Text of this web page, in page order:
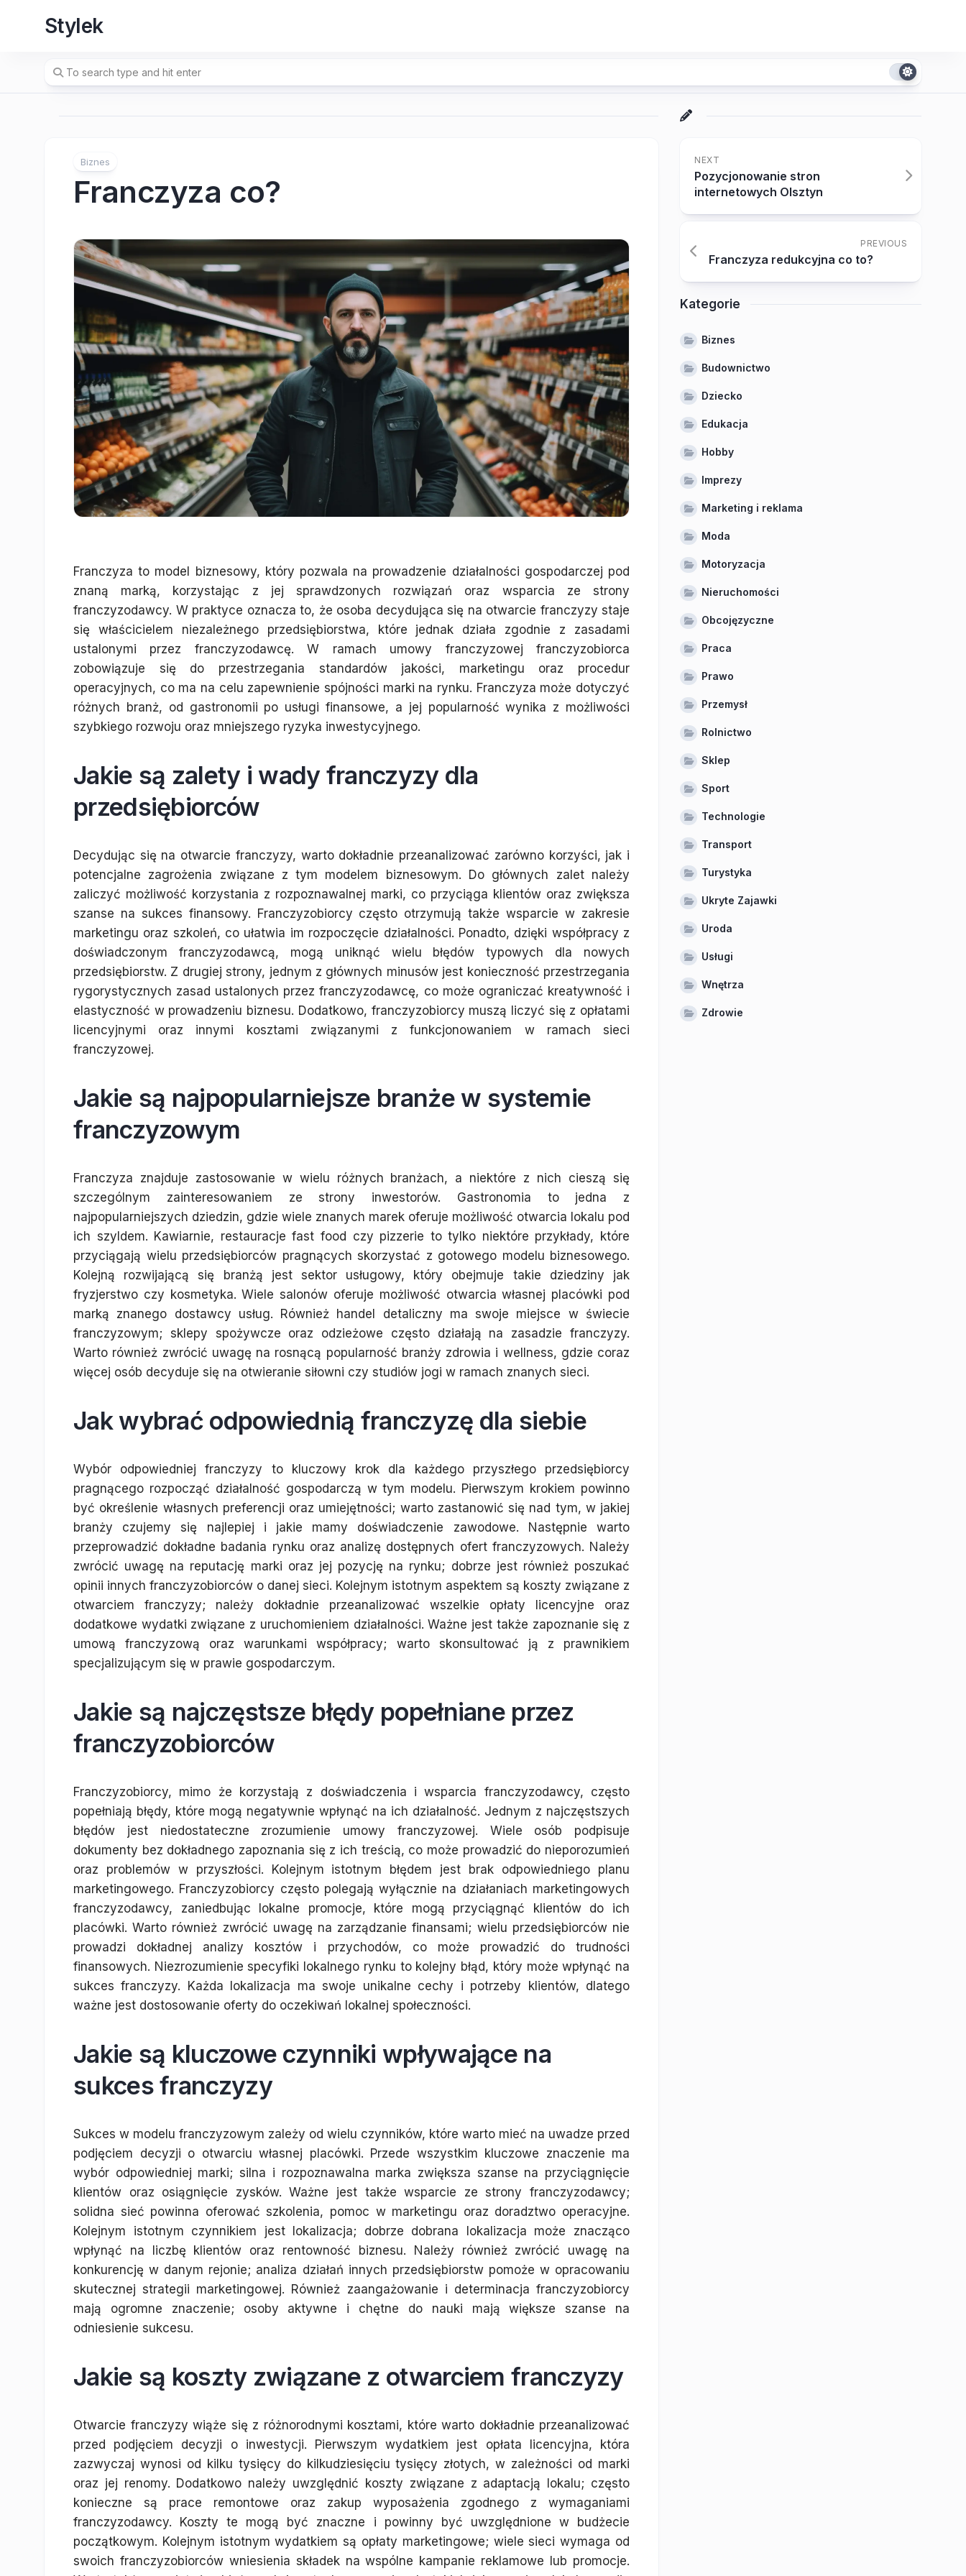
Stylek
Biznes
Franczyza co?
Franczyza to model biznesowy, który pozwala na prowadzenie działalności gospodarczej pod
znaną marką, korzystając z jej sprawdzonych rozwiązań oraz wsparcia ze strony
franczyzodawcy. W praktyce oznacza to, że osoba decydująca się na otwarcie franczyzy staje
się właścicielem niezależnego przedsiębiorstwa, które jednak działa zgodnie z zasadami
ustalonymi przez franczyzodawcę. W ramach umowy franczyzowej franczyzobiorca
zobowiązuje się do przestrzegania standardów jakości, marketingu oraz procedur
operacyjnych, co ma na celu zapewnienie spójności marki na rynku. Franczyza może dotyczyć
różnych branż, od gastronomii po usługi finansowe, a jej popularność wynika z możliwości
szybkiego rozwoju oraz mniejszego ryzyka inwestycyjnego.
Jakie są zalety i wady franczyzy dla
przedsiębiorców
Decydując się na otwarcie franczyzy, warto dokładnie przeanalizować zarówno korzyści, jak i
potencjalne zagrożenia związane z tym modelem biznesowym. Do głównych zalet należy
zaliczyć możliwość korzystania z rozpoznawalnej marki, co przyciąga klientów oraz zwiększa
szanse na sukces finansowy. Franczyzobiorcy często otrzymują także wsparcie w zakresie
marketingu oraz szkoleń, co ułatwia im rozpoczęcie działalności. Ponadto, dzięki współpracy z
doświadczonym franczyzodawcą, mogą uniknąć wielu błędów typowych dla nowych
przedsiębiorstw. Z drugiej strony, jednym z głównych minusów jest konieczność przestrzegania
rygorystycznych zasad ustalonych przez franczyzodawcę, co może ograniczać kreatywność i
elastyczność w prowadzeniu biznesu. Dodatkowo, franczyzobiorcy muszą liczyć się z opłatami
licencyjnymi oraz innymi kosztami związanymi z funkcjonowaniem w ramach sieci
franczyzowej.
Jakie są najpopularniejsze branże w systemie
franczyzowym
Franczyza znajduje zastosowanie w wielu różnych branżach, a niektóre z nich cieszą się
szczególnym zainteresowaniem ze strony inwestorów. Gastronomia to jedna z
najpopularniejszych dziedzin, gdzie wiele znanych marek oferuje możliwość otwarcia lokalu pod
ich szyldem. Kawiarnie, restauracje fast food czy pizzerie to tylko niektóre przykłady, które
przyciągają wielu przedsiębiorców pragnących skorzystać z gotowego modelu biznesowego.
Kolejną rozwijającą się branżą jest sektor usługowy, który obejmuje takie dziedziny jak
fryzjerstwo czy kosmetyka. Wiele salonów oferuje możliwość otwarcia własnej placówki pod
marką znanego dostawcy usług. Również handel detaliczny ma swoje miejsce w świecie
franczyzowym; sklepy spożywcze oraz odzieżowe często działają na zasadzie franczyzy.
Warto również zwrócić uwagę na rosnącą popularność branży zdrowia i wellness, gdzie coraz
więcej osób decyduje się na otwieranie siłowni czy studiów jogi w ramach znanych sieci.
Jak wybrać odpowiednią franczyzę dla siebie
Wybór odpowiedniej franczyzy to kluczowy krok dla każdego przyszłego przedsiębiorcy
pragnącego rozpocząć działalność gospodarczą w tym modelu. Pierwszym krokiem powinno
być określenie własnych preferencji oraz umiejętności; warto zastanowić się nad tym, w jakiej
branży czujemy się najlepiej i jakie mamy doświadczenie zawodowe. Następnie warto
przeprowadzić dokładne badania rynku oraz analizę dostępnych ofert franczyzowych. Należy
zwrócić uwagę na reputację marki oraz jej pozycję na rynku; dobrze jest również poszukać
opinii innych franczyzobiorców o danej sieci. Kolejnym istotnym aspektem są koszty związane z
otwarciem franczyzy; należy dokładnie przeanalizować wszelkie opłaty licencyjne oraz
dodatkowe wydatki związane z uruchomieniem działalności. Ważne jest także zapoznanie się z
umową franczyzową oraz warunkami współpracy; warto skonsultować ją z prawnikiem
specjalizującym się w prawie gospodarczym.
Jakie są najczęstsze błędy popełniane przez
franczyzobiorców
Franczyzobiorcy, mimo że korzystają z doświadczenia i wsparcia franczyzodawcy, często
popełniają błędy, które mogą negatywnie wpłynąć na ich działalność. Jednym z najczęstszych
błędów jest niedostateczne zrozumienie umowy franczyzowej. Wiele osób podpisuje
dokumenty bez dokładnego zapoznania się z ich treścią, co może prowadzić do nieporozumień
oraz problemów w przyszłości. Kolejnym istotnym błędem jest brak odpowiedniego planu
marketingowego. Franczyzobiorcy często polegają wyłącznie na działaniach marketingowych
franczyzodawcy, zaniedbując lokalne promocje, które mogą przyciągnąć klientów do ich
placówki. Warto również zwrócić uwagę na zarządzanie finansami; wielu przedsiębiorców nie
prowadzi dokładnej analizy kosztów i przychodów, co może prowadzić do trudności
finansowych. Niezrozumienie specyfiki lokalnego rynku to kolejny błąd, który może wpłynąć na
sukces franczyzy. Każda lokalizacja ma swoje unikalne cechy i potrzeby klientów, dlatego
ważne jest dostosowanie oferty do oczekiwań lokalnej społeczności.
Jakie są kluczowe czynniki wpływające na
sukces franczyzy
Sukces w modelu franczyzowym zależy od wielu czynników, które warto mieć na uwadze przed
podjęciem decyzji o otwarciu własnej placówki. Przede wszystkim kluczowe znaczenie ma
wybór odpowiedniej marki; silna i rozpoznawalna marka zwiększa szanse na przyciągnięcie
klientów oraz osiągnięcie zysków. Ważne jest także wsparcie ze strony franczyzodawcy;
solidna sieć powinna oferować szkolenia, pomoc w marketingu oraz doradztwo operacyjne.
Kolejnym istotnym czynnikiem jest lokalizacja; dobrze dobrana lokalizacja może znacząco
wpłynąć na liczbę klientów oraz rentowność biznesu. Należy również zwrócić uwagę na
konkurencję w danym rejonie; analiza działań innych przedsiębiorstw pomoże w opracowaniu
skutecznej strategii marketingowej. Również zaangażowanie i determinacja franczyzobiorcy
mają ogromne znaczenie; osoby aktywne i chętne do nauki mają większe szanse na
odniesienie sukcesu.
Jakie są koszty związane z otwarciem franczyzy
Otwarcie franczyzy wiąże się z różnorodnymi kosztami, które warto dokładnie przeanalizować
przed podjęciem decyzji o inwestycji. Pierwszym wydatkiem jest opłata licencyjna, która
zazwyczaj wynosi od kilku tysięcy do kilkudziesięciu tysięcy złotych, w zależności od marki
oraz jej renomy. Dodatkowo należy uwzględnić koszty związane z adaptacją lokalu; często
konieczne są prace remontowe oraz zakup wyposażenia zgodnego z wymaganiami
franczyzodawcy. Koszty te mogą być znaczne i powinny być uwzględnione w budżecie
początkowym. Kolejnym istotnym wydatkiem są opłaty marketingowe; wiele sieci wymaga od
swoich franczyzobiorców wniesienia składek na wspólne kampanie reklamowe lub promocje.
NEXT
Pozycjonowanie stron
internetowych Olsztyn
PREVIOUS
Franczyza redukcyjna co to?
Kategorie
Biznes
Budownictwo
Dziecko
Edukacja
Hobby
Imprezy
Marketing i reklama
Moda
Motoryzacja
Nieruchomości
Obcojęzyczne
Praca
Prawo
Przemysł
Rolnictwo
Sklep
Sport
Technologie
Transport
Turystyka
Ukryte Zajawki
Uroda
Usługi
Wnętrza
Zdrowie